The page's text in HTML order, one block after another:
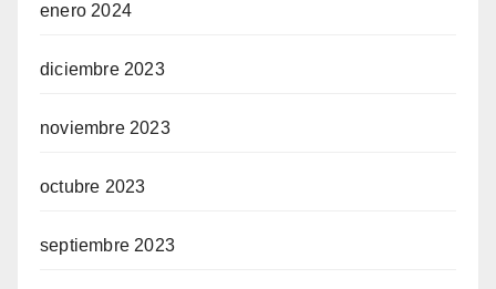
enero 2024
diciembre 2023
noviembre 2023
octubre 2023
septiembre 2023